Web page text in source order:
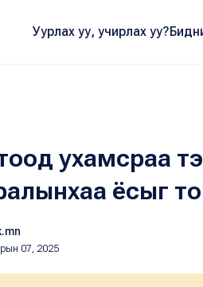
Уурлах уу, учирлах уу?
ухамсраа
ёсыг
07, 2025